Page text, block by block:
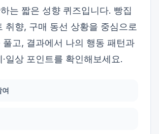
는 짧은 성향 퀴즈입니다. 빵집
취향, 구매 동선 상황을 중심으로
풀고, 결과에서 나의 행동 패턴과
일상 포인트를 확인해보세요.